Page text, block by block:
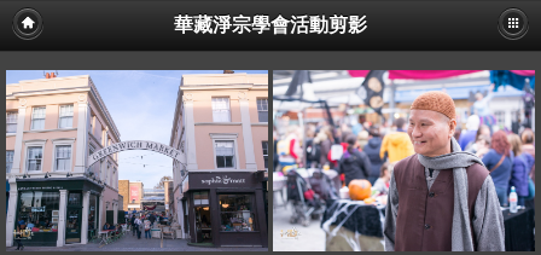
華藏淨宗學會活動剪影